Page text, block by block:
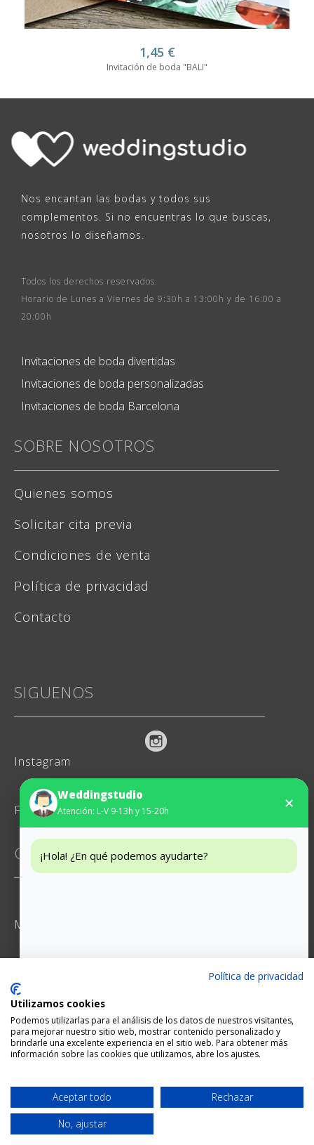
1,45 €
Invitación de boda "BALI"
Nos encantan las bodas y todos sus
complementos. Si no encuentras lo que buscas,
nosotros lo diseñamos.
Todos los derechos reservados.
Horario de Lunes a Viernes de 9:30h a 13:00h y de 16:00 a
20:00h
Invitaciones de boda divertidas
Invitaciones de boda personalizadas
Invitaciones de boda Barcelona
SOBRE NOSOTROS
Quienes somos
Solicitar cita previa
Condiciones de venta
Política de privacidad
Contacto
SIGUENOS
Instagram
Facebook
CONTACTO
Mossen Jacint Verdaguer 6, 2-5
hola@weddingstudio.es
Pago seguro:
Weddingstudio
Atención: L-V 9-13h y 15-20h ✕
¡Hola! ¿En qué podemos ayudarte?
Política de privacidad
Utilizamos cookies
Podemos utilizarlas para el análisis de los datos de nuestros visitantes,
para mejorar nuestro sitio web, mostrar contenido personalizado y
brindarle una excelente experiencia en el sitio web. Para obtener más
información sobre las cookies que utilizamos, abre los ajustes.
Aceptar todo
Rechazar
No, ajustar